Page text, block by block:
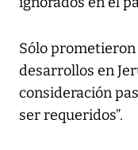
Sólo prometieron
desarrollos en
consideración
ser requeridos”.